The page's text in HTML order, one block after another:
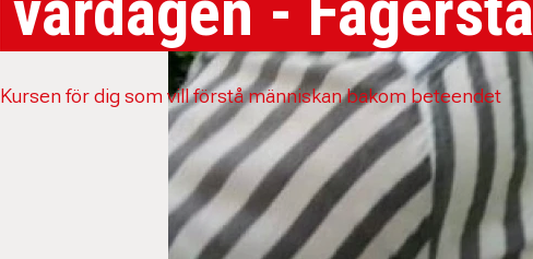
Kursen för dig som vill förstå människan bakom beteendet